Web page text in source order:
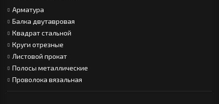
Арматура
Балка двутавровая
Квадрат стальной
Круги отрезные
Листовой прокат
Полосы металлические
Проволока вязальная